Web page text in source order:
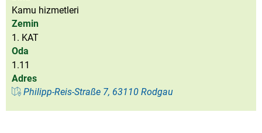
Kamu hizmetleri
Zemin
1. KAT
Oda
1.11
Adres
Philipp-Reis-Straße 7, 63110 Rodgau